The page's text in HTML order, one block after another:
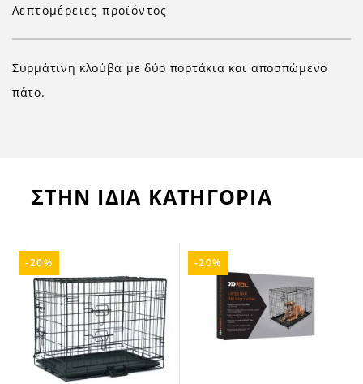
Λεπτομέρειες προϊόντος
Συρμάτινη κλούβα με δύο πορτάκια και αποσπώμενο
πάτο.
ΣΤΗΝ ΙΔΙΑ ΚΑΤΗΓΟΡΙΑ
-20% -20%